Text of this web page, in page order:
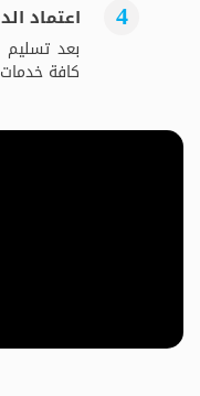
اعتماد
بعد تسليم
كافة